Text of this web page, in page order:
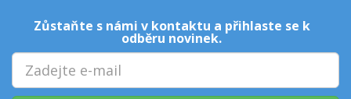
Zůstaňte s námi v kontaktu a přihlaste se k
odběru novinek.